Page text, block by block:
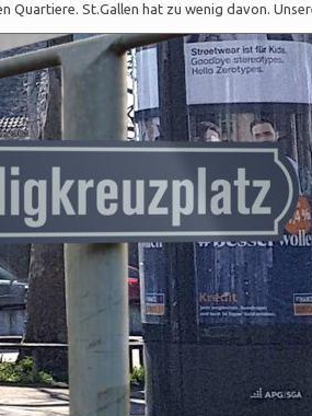
Quartiere. St.Gallen hat zu wenig davon.